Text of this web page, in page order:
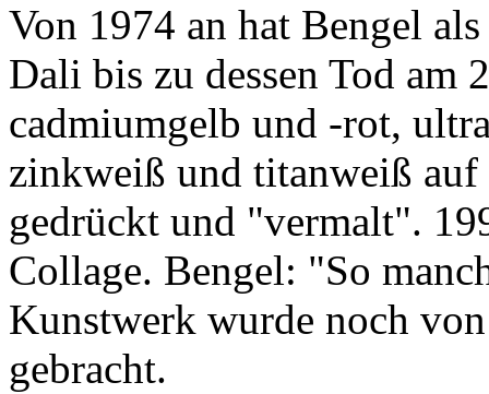
Von 1974 an hat Bengel
Dali bis zu dessen Tod am
cadmiumgelb und -rot,
zinkweiß und titanweiß
gedrückt und "vermalt".
Collage. Bengel: "So
Kunstwerk wurde noch
gebracht.